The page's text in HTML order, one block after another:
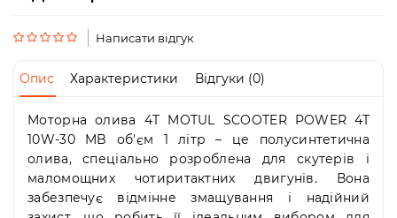
Режим
Пн-
-
19:00
Сб
10:00
-
19:00
Написати відгук
Опис Характеристики Відгуки (0)
Моторна олива 4T MOTUL SCOOTER POWER 4T
10W-30 MB об'єм 1 літр – це полусинтетична
олива, спеціально розроблена для скутерів і
маломощних чотиритактних двигунів. Вона
забезпечує відмінне змащування і надійний